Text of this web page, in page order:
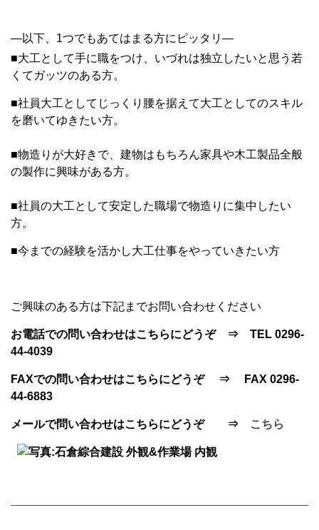
―以下、1つでもあてはまる方にピッタリ―
■大工として手に職をつけ、いづれは独立したいと思う若
くてガッツのある方。
■社員大工としてじっくり腰を据えて大工としてのスキル
を磨いてゆきたい方。
■物造りが大好きで、建物はもちろん家具や木工製品全般
の製作に興味がある方。
■社員の大工として安定した職場で物造りに集中したい
方。
■今までの経験を活かし大工仕事をやっていきたい方
ご興味のある方は下記までお問い合わせください
お電話での問い合わせはこちらにどうぞ ⇒ TEL 0296-
44-4039
FAXでの問い合わせはこちらにどうぞ ⇒ FAX 0296-
44-6883
メールで問い合わせはこちらにどうぞ ⇒ こちら